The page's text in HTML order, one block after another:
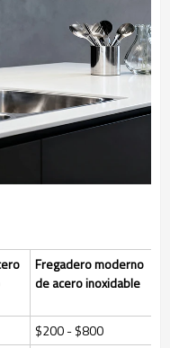
Fregadero moderno
de acero inoxidable
$200 - $800